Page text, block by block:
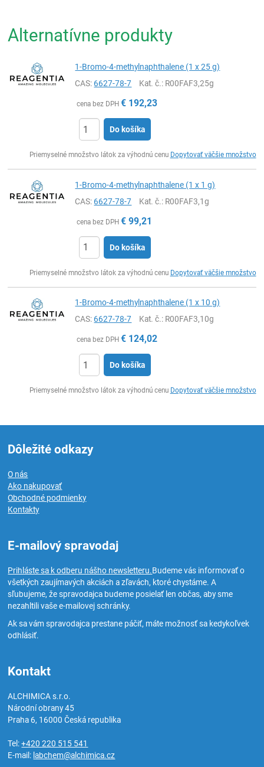
Alternatívne produkty
1-Bromo-4-methylnaphthalene (1 x 25 g)
CAS:6627-78-7 Kat. č.: R00FAF3,25g
cena bez DPH € 192,23
Do košíka
Priemyselné množstvo látok za výhodnú cenu Dopytovať väčšie množstvo
1-Bromo-4-methylnaphthalene (1 x 1 g)
CAS:6627-78-7 Kat. č.: R00FAF3,1g
cena bez DPH € 99,21
Do košíka
Priemyselné množstvo látok za výhodnú cenu Dopytovať väčšie množstvo
1-Bromo-4-methylnaphthalene (1 x 10 g)
CAS:6627-78-7 Kat. č.: R00FAF3,10g
cena bez DPH € 124,02
Do košíka
Priemyselné množstvo látok za výhodnú cenu Dopytovať väčšie množstvo
Dôležité odkazy
O nás
Ako nakupovať
Obchodné podmienky
Kontakty
E-mailový spravodaj
Prihláste sa k odberu nášho newsletteru.Budeme vás informovať o
všetkých zaujímavých akciách a zľavách, ktoré chystáme. A
sľubujeme, že spravodajca budeme posielať len občas, aby sme
nezahltili vaše e-mailovej schránky.
Ak sa vám spravodajca prestane páčiť, máte možnosť sa kedykoľvek
odhlásiť.
Kontakt
ALCHIMICA s.r.o.
Národní obrany 45
Praha 6, 16000Česká republika
Tel:+420 220 515 541
E-mail: labchem@alchimica.cz